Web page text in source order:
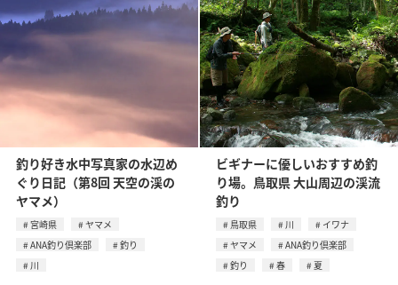
釣り好き水中写真家の水辺め
ぐり日記（第8回 天空の渓の
ヤマメ）
宮崎県
ヤマメ
ANA釣り倶楽部
釣り
川
ビギナーに優しいおすすめ釣
り場。鳥取県 大山周辺の渓流
釣り
鳥取県 川
イワナ
ヤマメ
ANA釣り倶楽部
釣り
春 夏